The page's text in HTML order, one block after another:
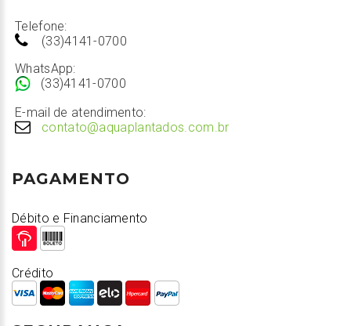
Telefone:
(33)4141-0700
WhatsApp:
(33)4141-0700
E-mail de atendimento:
contato@aquaplantados.com.br
PAGAMENTO
Débito e Financiamento
Crédito